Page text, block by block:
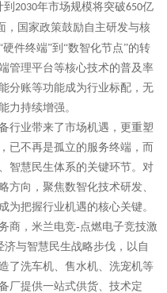
到2030年市场规模将突破650亿
，国家政策鼓励自主研发与核
件终端”到“数智化节点”的转
管理平台等核心技术的普及率
分账等功能成为行业标配，无
力持续增强。
行业带来了市场机遇，更重塑
已不再是孤立的服务终端，而
智慧民生体系的关键环节。对
方向，聚焦数智化技术研发、
为把握行业机遇的核心关键。
商，米兰电竞-点燃电子竞技激
与智慧民生战略步伐，以自
了洗车机、售水机、洗宠机等
厂提供一站式供货、技术定